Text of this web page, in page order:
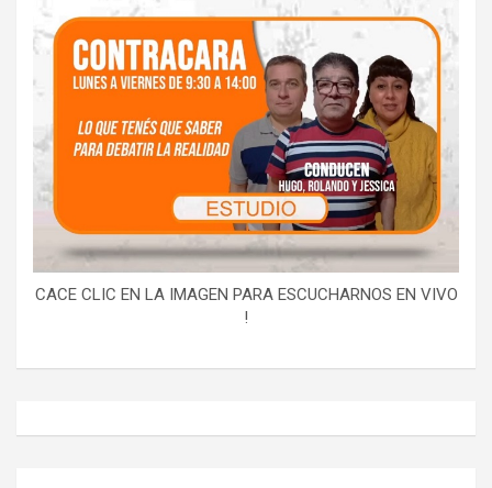
CACE CLIC EN LA IMAGEN PARA ESCUCHARNOS EN VIVO
!